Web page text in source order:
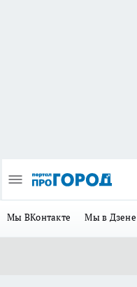
Мы ВКонтакте Мы в Дзене